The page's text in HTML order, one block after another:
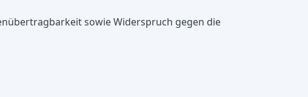
sowie Widerspruch gegen die